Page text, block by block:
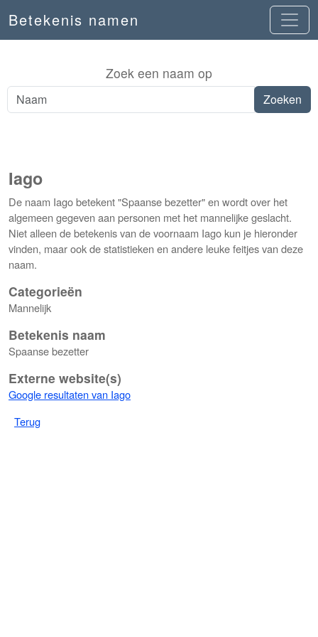
Betekenis namen
Zoek een naam op
Iago
De naam Iago betekent "Spaanse bezetter" en wordt over het
algemeen gegeven aan personen met het mannelijke geslacht.
Niet alleen de betekenis van de voornaam Iago kun je hieronder
vinden, maar ook de statistieken en andere leuke feitjes van deze
naam.
Categorieën
Mannelijk
Betekenis naam
Spaanse bezetter
Externe website(s)
Google resultaten van Iago
Terug